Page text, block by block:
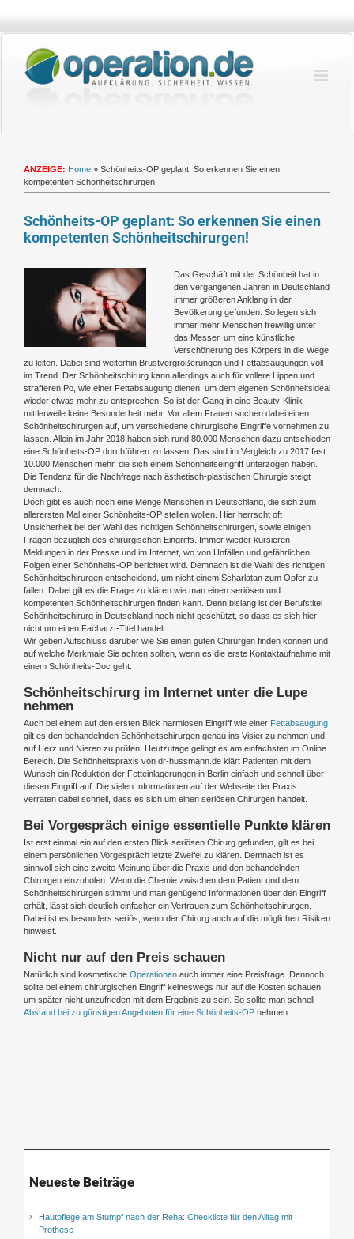
springen
ANZEIGE: Home » Schönheits-OP geplant: So erkennen Sie einen
kompetenten Schönheitschirurgen!
Schönheits-OP geplant: So erkennen Sie einen
kompetenten Schönheitschirurgen!
Das Geschäft mit der Schönheit hat in
den vergangenen Jahren in Deutschland
immer größeren Anklang in der
Bevölkerung gefunden. So legen sich
immer mehr Menschen freiwillig unter
das Messer, um eine künstliche
Verschönerung des Körpers in die Wege
zu leiten. Dabei sind weiterhin Brustvergrößerungen und Fettabsaugungen voll
im Trend. Der Schönheitschirurg kann allerdings auch für vollere Lippen und
strafferen Po, wie einer Fettabsaugung dienen, um dem eigenen Schönheitsideal
wieder etwas mehr zu entsprechen. So ist der Gang in eine Beauty-Klinik
mittlerweile keine Besonderheit mehr. Vor allem Frauen suchen dabei einen
Schönheitschirurgen auf, um verschiedene chirurgische Eingriffe vornehmen zu
lassen. Allein im Jahr 2018 haben sich rund 80.000 Menschen dazu entschieden
eine Schönheits-OP durchführen zu lassen. Das sind im Vergleich zu 2017 fast
10.000 Menschen mehr, die sich einem Schönheitseingriff unterzogen haben.
Die Tendenz für die Nachfrage nach ästhetisch-plastischen Chirurgie steigt
demnach.
Doch gibt es auch noch eine Menge Menschen in Deutschland, die sich zum
allerersten Mal einer Schönheits-OP stellen wollen. Hier herrscht oft
Unsicherheit bei der Wahl des richtigen Schönheitschirurgen, sowie einigen
Fragen bezüglich des chirurgischen Eingriffs. Immer wieder kursieren
Meldungen in der Presse und im Internet, wo von Unfällen und gefährlichen
Folgen einer Schönheits-OP berichtet wird. Demnach ist die Wahl des richtigen
Schönheitschirurgen entscheidend, um nicht einem Scharlatan zum Opfer zu
fallen. Dabei gilt es die Frage zu klären wie man einen seriösen und
kompetenten Schönheitschirurgen finden kann. Denn bislang ist der Berufstitel
Schönheitschirurg in Deutschland noch nicht geschützt, so dass es sich hier
nicht um einen Facharzt-Titel handelt.
Wir geben Aufschluss darüber wie Sie einen guten Chirurgen finden können und
auf welche Merkmale Sie achten sollten, wenn es die erste Kontaktaufnahme mit
einem Schönheits-Doc geht.
Schönheitschirurg im Internet unter die Lupe
nehmen
Auch bei einem auf den ersten Blick harmlosen Eingriff wie einer Fettabsaugung
gilt es den behandelnden Schönheitschirurgen genau ins Visier zu nehmen und
auf Herz und Nieren zu prüfen. Heutzutage gelingt es am einfachsten im Online
Bereich. Die Schönheitspraxis von dr-hussmann.de klärt Patienten mit dem
Wunsch ein Reduktion der Fetteinlagerungen in Berlin einfach und schnell über
diesen Eingriff auf. Die vielen Informationen auf der Webseite der Praxis
verraten dabei schnell, dass es sich um einen seriösen Chirurgen handelt.
Bei Vorgespräch einige essentielle Punkte klären
Ist erst einmal ein auf den ersten Blick seriösen Chirurg gefunden, gilt es bei
einem persönlichen Vorgespräch letzte Zweifel zu klären. Demnach ist es
sinnvoll sich eine zweite Meinung über die Praxis und den behandelnden
Chirurgen einzuholen. Wenn die Chemie zwischen dem Patient und dem
Schönheitschirurgen stimmt und man genügend Informationen über den Eingriff
erhält, lässt sich deutlich einfacher ein Vertrauen zum Schönheitschirurgen.
Dabei ist es besonders seriös, wenn der Chirurg auch auf die möglichen Risiken
hinweist.
Nicht nur auf den Preis schauen
Natürlich sind kosmetische Operationen auch immer eine Preisfrage. Dennoch
sollte bei einem chirurgischen Eingriff keineswegs nur auf die Kosten schauen,
um später nicht unzufrieden mit dem Ergebnis zu sein. So sollte man schnell
Abstand bei zu günstigen Angeboten für eine Schönheits-OP nehmen.
Neueste Beiträge
Hautpflege am Stumpf nach der Reha: Checkliste für den Alltag mit
Prothese